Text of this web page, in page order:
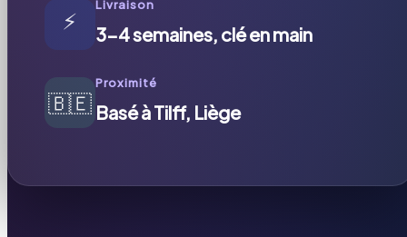
⚡
Livraison
3-4 semaines, clé en main
🇧🇪
Proximité
Basé à Tilff, Liège